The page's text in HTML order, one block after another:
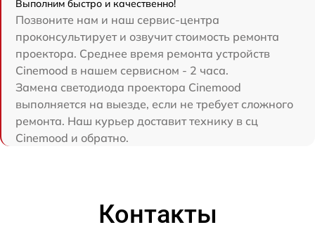
Выполним быстро и качественно!
Позвоните нам и наш сервис-центра
проконсультирует и озвучит стоимость ремонта
проектора. Среднее время ремонта устройств
Cinemood в нашем сервисном - 2 часа.
Замена светодиода проектора Cinemood
выполняется на выезде, если не требует сложного
ремонта. Наш курьер доставит технику в сц
Cinemood и обратно.
Контакты